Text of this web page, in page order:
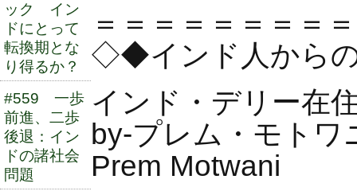
ック イン
ドにとって
転換期とな
り得るか？
#559 一歩
前進、二歩
後退：イン
ドの諸社会
問題
＝＝＝＝＝＝＝＝
◇◆インド人から
インド・デリー
by-プレム・モトワ
Prem Motwani